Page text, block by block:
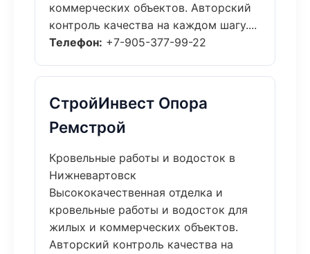
коммерческих объектов. Авторский
контроль качества на каждом шагу....
Телефон: +7-905-377-99-22
СтройИнвест Опора
Ремстрой
Кровельные работы и водосток в
Нижневартовск
Высококачественная отделка и
кровельные работы и водосток для
жилых и коммерческих объектов.
Авторский контроль качества на